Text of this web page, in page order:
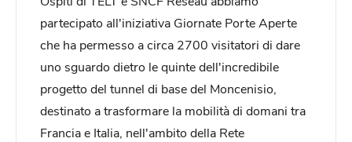
partecipato all'iniziativa Giornate Porte Aperte
che ha permesso a circa 2700 visitatori di dare
uno sguardo dietro le quinte dell'incredibile
progetto del tunnel di base del Moncenisio,
destinato a trasformare la mobilità di domani tra
Francia e Italia, nell'ambito della Rete